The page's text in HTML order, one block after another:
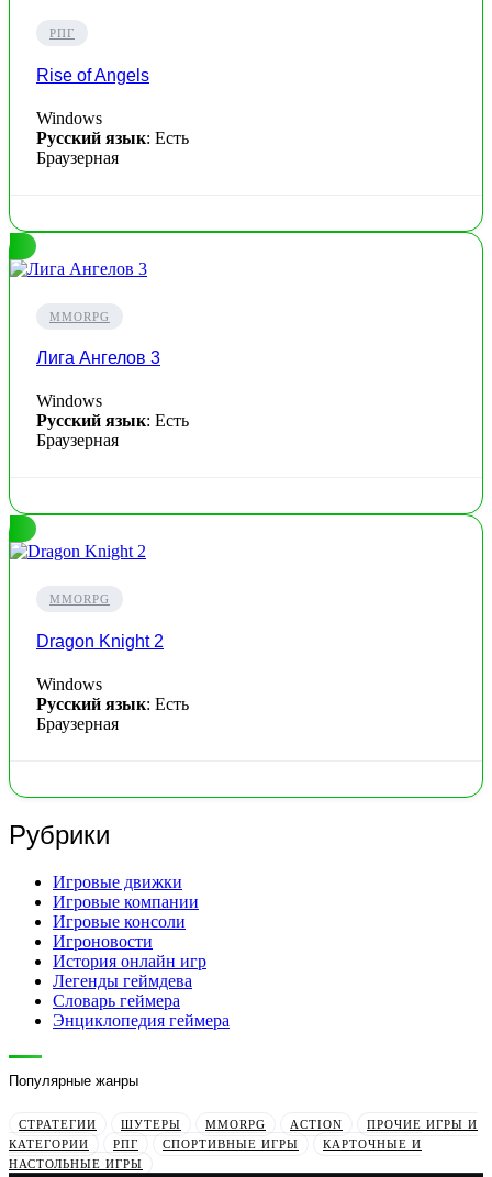
РПГ
Rise of Angels
Windows
Русский язык: Есть
Браузерная
MMORPG
Лига Ангелов 3
Windows
Русский язык: Есть
Браузерная
MMORPG
Dragon Knight 2
Windows
Русский язык: Есть
Браузерная
Рубрики
Игровые движки
Игровые компании
Игровые консоли
Игроновости
История онлайн игр
Легенды геймдева
Словарь геймера
Энциклопедия геймера
Популярные жанры
СТРАТЕГИИ ШУТЕРЫ MMORPG ACTION
ПРОЧИЕ ИГРЫ И
КАТЕГОРИИ
РПГ СПОРТИВНЫЕ ИГРЫ
КАРТОЧНЫЕ И
НАСТОЛЬНЫЕ ИГРЫ